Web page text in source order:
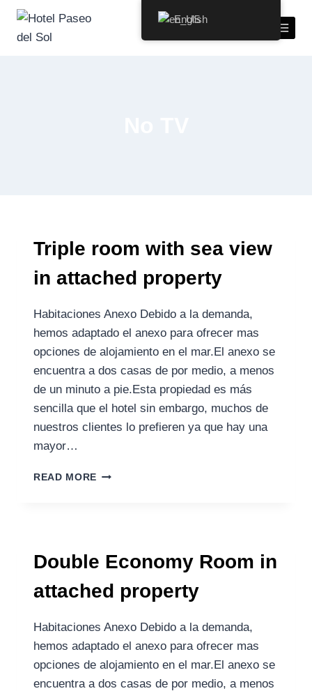
Triple room with sea view
in attached property
Habitaciones Anexo Debido a la demanda,
hemos adaptado el anexo para ofrecer mas
opciones de alojamiento en el mar.El anexo se
encuentra a dos casas de por medio, a menos
de un minuto a pie.Esta propiedad es más
sencilla que el hotel sin embargo, muchos de
nuestros clientes lo prefieren ya que hay una
mayor…
READ MORE
Double Economy Room in
attached property
Habitaciones Anexo Debido a la demanda,
hemos adaptado el anexo para ofrecer mas
opciones de alojamiento en el mar.El anexo se
encuentra a dos casas de por medio, a menos
English